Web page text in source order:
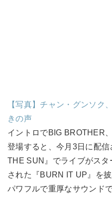
【写真】チャン・グンソ
きの声
イントロでBIG BROTHER
登場すると、今月3日に配
THE SUN』でライブがス
された『BURN IT UP』を
パワフルで重厚なサウンド